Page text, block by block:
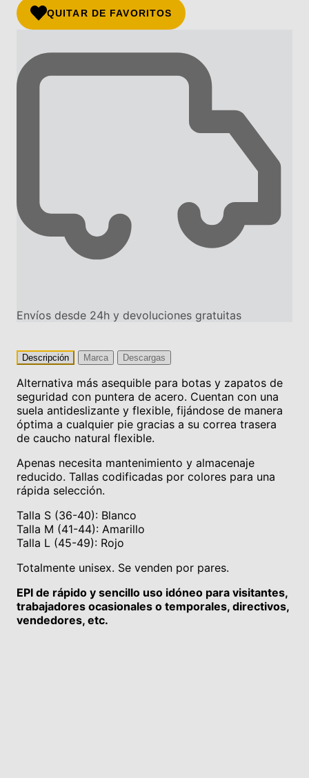
QUITAR DE FAVORITOS
Envíos desde 24h y devoluciones gratuitas
Descripción Marca Descargas
Alternativa más asequible para botas y zapatos de
seguridad con puntera de acero. Cuentan con una
suela antideslizante y flexible, fijándose de manera
óptima a cualquier pie gracias a su correa trasera
de caucho natural flexible.
Apenas necesita mantenimiento y almacenaje
reducido. Tallas codificadas por colores para una
rápida selección.
Talla S (36-40): Blanco
Talla M (41-44): Amarillo
Talla L (45-49): Rojo
Totalmente unisex. Se venden por pares.
EPI de rápido y sencillo uso idóneo para visitantes,
trabajadores ocasionales o temporales, directivos,
vendedores, etc.